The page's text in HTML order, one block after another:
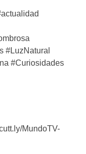
#LuzNatural
#Curiosidades
MundoTV-